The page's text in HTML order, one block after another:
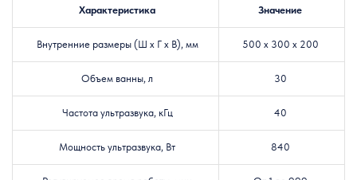
Характеристика Значение
Внутренние размеры (Ш х Г х В), мм 500 х 300 х 200
Объем ванны, л 30
Частота ультразвука, кГц 40
Мощность ультразвука, Вт 840